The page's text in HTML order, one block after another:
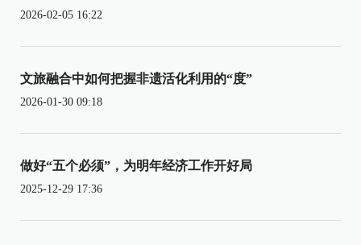
2026-02-05 16:22
文旅融合中如何把握非遗活化利用的“度”
2026-01-30 09:18
做好“五个必须”，为明年经济工作开好局
2025-12-29 17:36